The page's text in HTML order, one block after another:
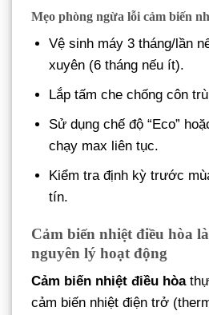
Mẹo phòng ngừa lỗi cảm biến
Vệ sinh máy 3 tháng/lần
xuyên (6 tháng nếu ít).
Lắp tấm che chống côn
Sử dụng chế độ “Eco”
chạy max liên tục.
Kiểm tra định kỳ trước
tín.
Cảm biến nhiệt điều hòa
nguyên lý hoạt động
Cảm biến nhiệt điều hòa
cảm biến nhiệt điện trở